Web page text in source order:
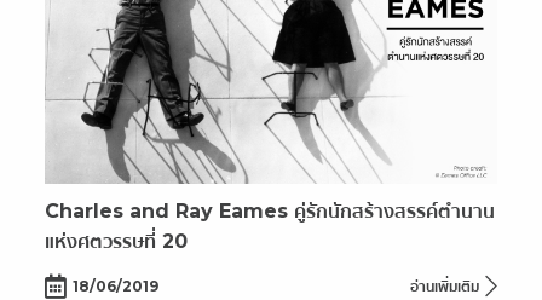
Charles and Ray Eames คู่รักนักสร้างสรรค์ตำนาน
แห่งศตวรรษที่ 20
18/06/2019 อ่านเพิ่มเติม